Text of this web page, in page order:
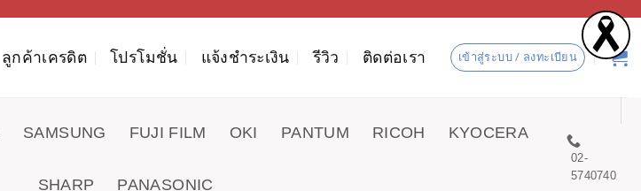
ลูกค้าเครดิต โปรโมชั่น แจ้งชำระเงิน รีวิว ติดต่อเรา เข้าสู่ระบบ / ลงทะเบียน
SAMSUNG FUJI FILM OKI PANTUM RICOH KYOCERA
SHARP PANASONIC
02-
5740740